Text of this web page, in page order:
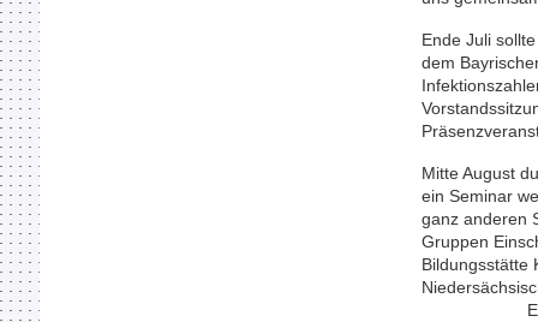
Ende Juli
dem
Mitte August
ein Seminar
ganz anderen
Gruppen
Bildungsstätte
Ende